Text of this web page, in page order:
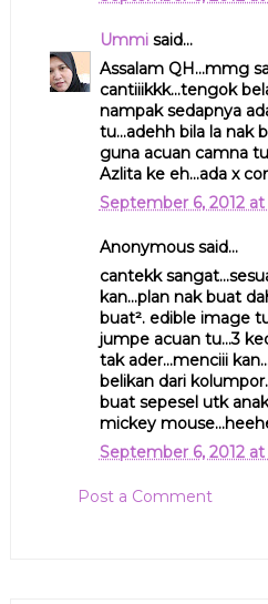
Ummisaid...
Assalam QH...mmg
cantiiikkk...tengok
nampak sedapnya
tu...adehh bila la nak
guna acuan camna
Azlita ke eh...ada x
September 6, 2012 at
Anonymous said...
cantekk
kan...plan nak buat
buat². edible image
jumpe acuan tu...3
tak ader...menciii
belikan dari
buat sepesel utk
mickey
September 6, 2012 at
Post a Comment